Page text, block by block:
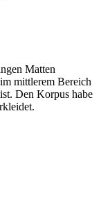
Matten
mittlerem Bereich
Den Korpus habe